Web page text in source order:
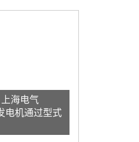
海电气
电机通过型式